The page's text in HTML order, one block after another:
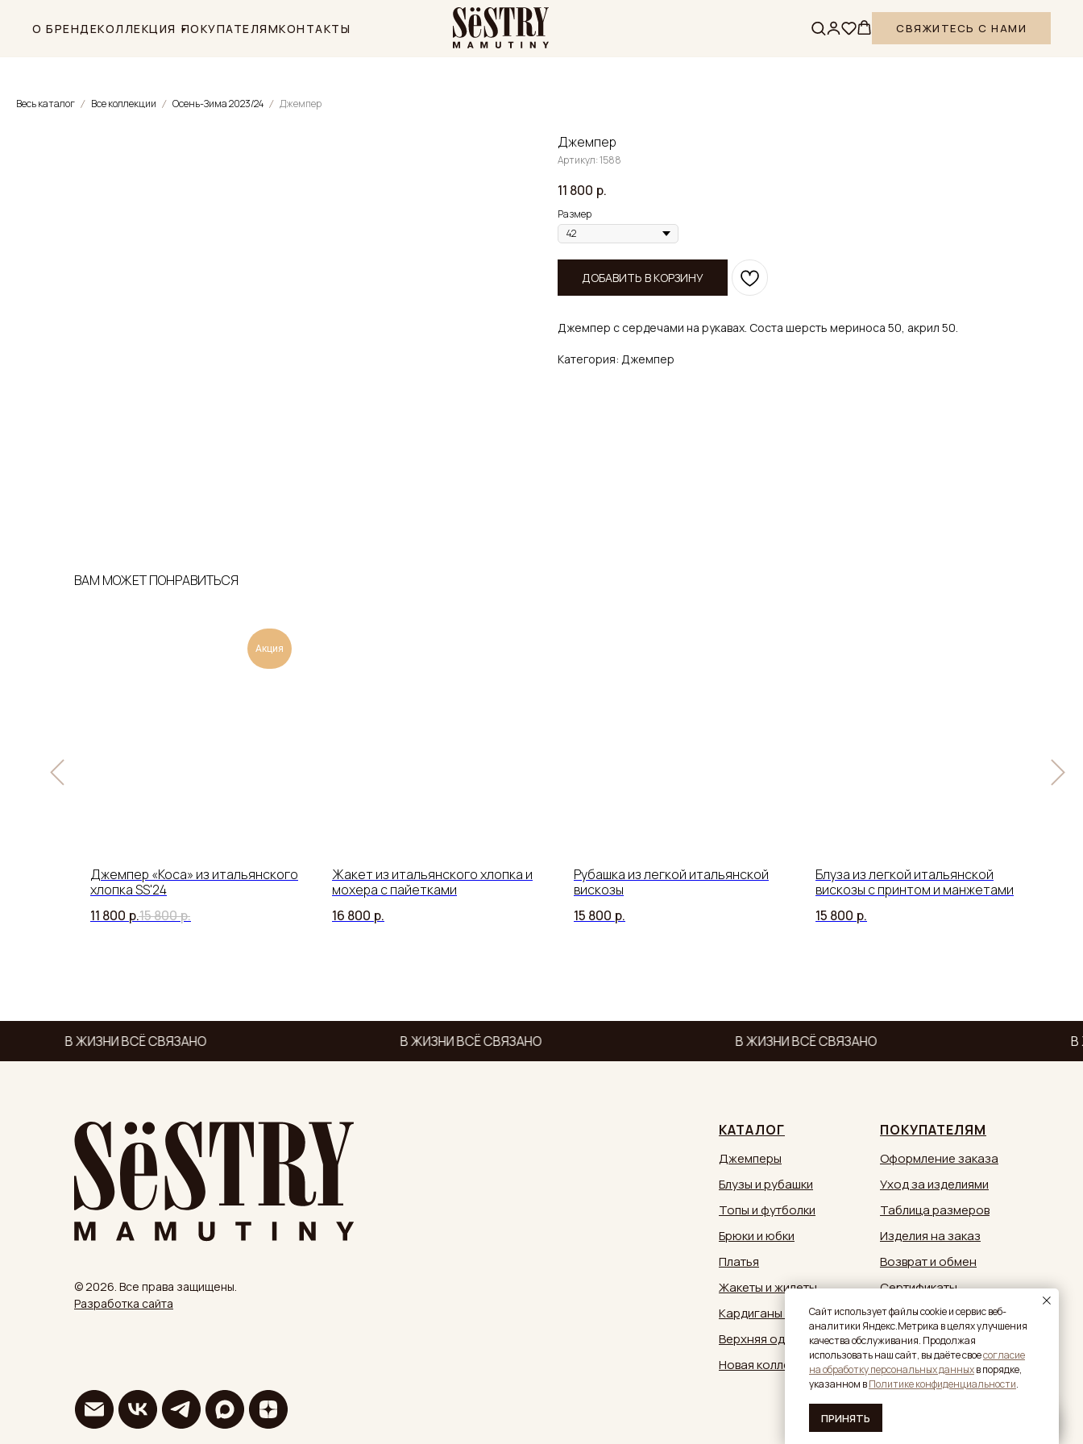
О БРЕНДЕКОЛЛЕКЦИЯ ПОКУПАТЕЛЯМКОНТАКТЫ СВЯЖИТЕСЬ С НАМИ
Caйт иcпoльзуeт фaйлы cookie и cepвиc вeб-
aнaлитики Яндeкc.Мeтpикa в целях улучшения
качества обслуживания. Продолжая
использовать наш сайт, вы дaётe своесогласие
нa oбpaбoтку пepcoнaльныx дaнныxв пopядкe,
укaзaннoм вПолитике конфиденциальности.
ПРИНЯТЬ
Весь каталог Все коллекции Осень-Зима 2023/24 Джемпер
Джемпер
Артикул:1588
11 800 р.
Размер
ДОБАВИТЬ В КОРЗИНУ
Джемпер с сердечами на рукавах. Соста шерсть мериноса 50, акрил 50.
Категория: Джемпер
ВАМ МОЖЕТ ПОНРАВИТЬСЯ
Акция
Джемпер «Коса» из итальянского
хлопка SS'24
11 800 р.15 800р.
Жакет из итальянского хлопка и
мохера с пайетками
16 800 р.
Рубашка из легкой итальянской
вискозы
15 800 р.
Блуза из легкой итальянской
вискозы с принтом и манжетами
15 800 р.
В ЖИЗНИ ВСЁ СВЯЗАНО В ЖИЗНИ ВСЁ СВЯЗАНО В ЖИЗНИ ВСЁ СВЯЗАНО В
© 2026. Все права защищены.
Разработка сайта
КАТАЛОГ
Джемперы
Блузы и рубашки
Топы и футболки
Брюки и юбки
Платья
Жакеты и жилеты
Кардиганы и кимоно
Верхняя одежда
Новая коллекция
ПОКУПАТЕЛЯМ
Оформление заказа
Уход за изделиями
Таблица размеров
Изделия на заказ
Возврат и обмен
Сертификаты
Документы
Обратная связь:
zakaz@sestrymamutiny.ru